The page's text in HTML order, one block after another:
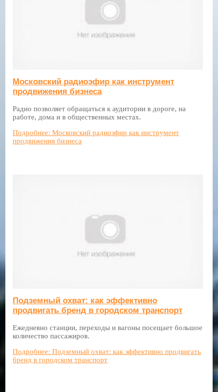
Московский радиоэфир как инструмент
продвижения бизнеса
Радио позволяет обращаться к аудитории в дороге, на
работе, дома и в общественных местах.
Подробнее: Московский радиоэфир как инструмент
продвижения бизнеса
Подземный охват: как эффективно
продвигать бренд в городском транспорт
Ежедневно станции, переходы и вагоны посещает большое
количество пассажиров.
Подробнее: Подземный охват: как эффективно продвигать
бренд в городском транспорт